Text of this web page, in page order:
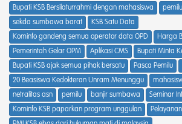
Bupati KSB Bersilaturrahmi dengan mahasiswa
sekda sumbawa barat
KSB Satu Data
Kominfo gandeng semua operator data OPD
Harga
Pemerintah Gelar OPM
Aplikasi CMS
Bupati Minta
Bupati KSB ajak semua pihak bersatu
Pasca Pemilu
20 Beasiswa Kedokteran Unram Menunggu
netralitas asn
pemilu banjir sumbawa
Seminar
Kominfo KSB paparkan program unggulan